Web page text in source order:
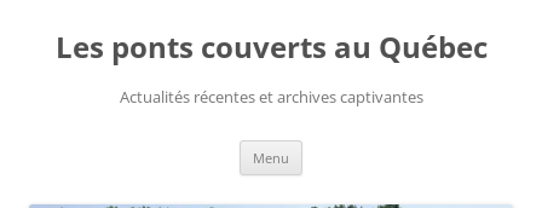
contenu
Les ponts couverts au Québec
Actualités récentes et archives captivantes
Menu